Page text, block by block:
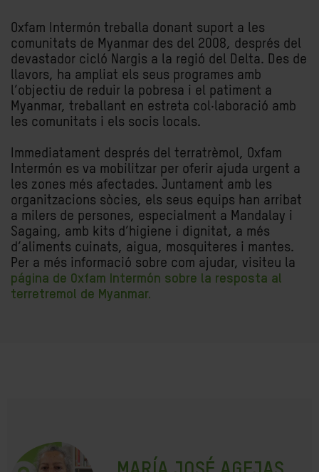
Oxfam Intermón treballa donant suport a les
comunitats de Myanmar des del 2008, després del
devastador cicló Nargis a la regió del Delta. Des de
llavors, ha ampliat els seus programes amb
l’objectiu de reduir la pobresa i el patiment a
Myanmar, treballant en estreta col·laboració amb
les comunitats i els socis locals.
Immediatament després del terratrèmol, Oxfam
Intermón es va mobilitzar per oferir ajuda urgent a
les zones més afectades. Juntament amb les
organitzacions sòcies, els seus equips han arribat
a milers de persones, especialment a Mandalay i
Sagaing, amb kits d’higiene i dignitat, a més
d’aliments cuinats, aigua, mosquiteres i mantes.
Per a més informació sobre com ajudar, visiteu la
página de Oxfam Intermón sobre la resposta al
terretremol de Myanmar.